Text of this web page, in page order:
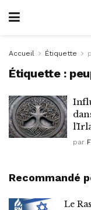
Accueil Étiquette
Étiquette :
par
Recommandé
Le